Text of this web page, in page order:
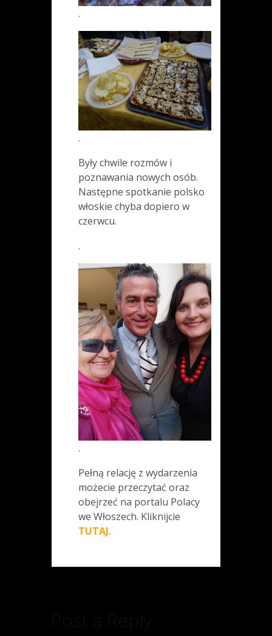
.
.
Były chwile rozmów i
poznawania nowych osób.
Następne spotkanie polsko
włoskie chyba dopiero w
czerwcu.
.
.
Pełną relację z wydarzenia
możecie przeczytać oraz
obejrzeć na portalu Polacy
we Włoszech. Kliknijcie
TUTAJ.